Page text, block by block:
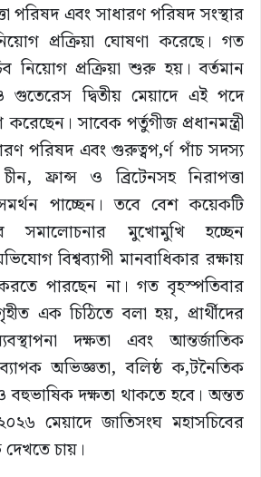
পরিষদ এবং সাধারণ পরিষদ সংস্থার
প্রক্রিয়া ঘোষণা করেছে। গত
নিয়োগ প্রক্রিয়া শুরু হয়। বর্তমান
গুতেরেস দ্বিতীয় মেয়াদে এই পদে
সাবেক পর্তুগীজ প্রধানমন্ত্রী
পরিষদ এবং গুরুত্বপ‚র্ণ পাঁচ সদস্য
চীন, ফ্রান্স ও ব্রিটেনসহ নিরাপত্তা
পাচ্ছেন। তবে বেশ কয়েকটি
সমালোচনার মুখোমুখি হচ্ছেন
বিশ্বব্যাপী মানবাধিকার রক্ষায়
পারছেন না। গত বৃহস্পতিবার
এক চিঠিতে বলা হয়, প্রার্থীদের
দক্ষতা এবং আন্তর্জাতিক
অভিজ্ঞতা, বলিষ্ঠ ক‚টনৈতিক
দক্ষতা থাকতে হবে। অন্তত
মেয়াদে জাতিসংঘ মহাসচিবের
চায়।